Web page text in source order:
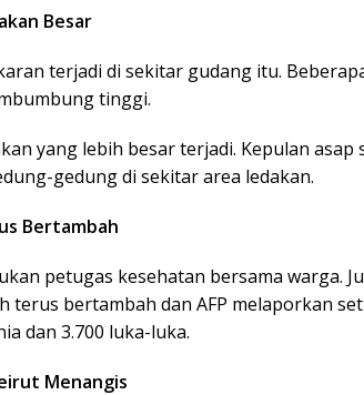
Besar
terjadi di sekitar gudang itu.
tinggi.
yang lebih besar terjadi. Kepulan asap
gedung di sekitar area ledakan.
Bertambah
petugas kesehatan bersama warga.
terus bertambah dan AFP melaporkan
dan 3.700 luka-luka.
Menangis